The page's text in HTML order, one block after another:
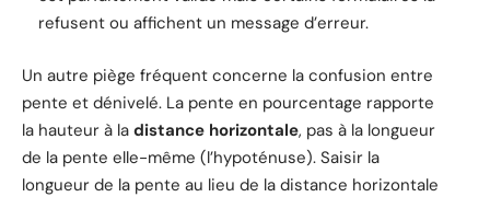
refusent ou affichent un message d’erreur.
Un autre piège fréquent concerne la confusion entre
pente et dénivelé. La pente en pourcentage rapporte
la hauteur à la distance horizontale, pas à la longueur
de la pente elle-même (l’hypoténuse). Saisir la
longueur de la pente au lieu de la distance horizontale